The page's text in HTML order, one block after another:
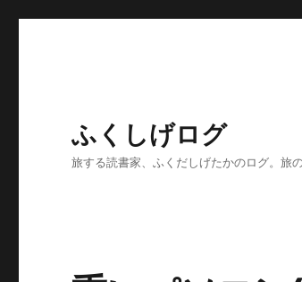
ふくしげログ
旅する読書家、ふくだしげたかのログ。旅